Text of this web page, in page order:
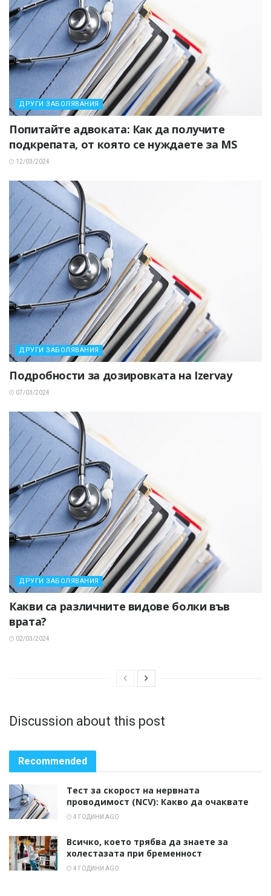
ДРУГИ ЗАБОЛЯВАНИЯ
Попитайте адвоката: Как да получите
подкрепата, от която се нуждаете за MS
12/03/2024
ДРУГИ ЗАБОЛЯВАНИЯ
Подробности за дозировката на Izervay
07/03/2024
ДРУГИ ЗАБОЛЯВАНИЯ
Какви са различните видове болки във
врата?
02/03/2024
Discussion about this post
Recommended
Тест за скорост на нервната
проводимост (NCV): Какво да очаквате
4 ГОДИНИ AGO
Всичко, което трябва да знаете за
холестазата при бременност
4 ГОДИНИ AGO